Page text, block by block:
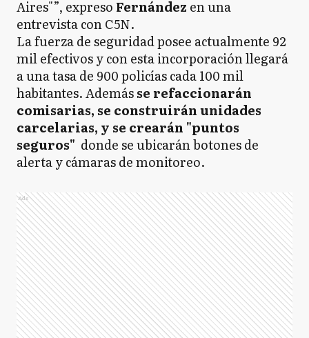
Aires"”, expreso Fernández en una
entrevista con C5N.
La fuerza de seguridad posee actualmente 92
mil efectivos y con esta incorporación llegará
a una tasa de 900 policías cada 100 mil
habitantes. Ademásse refaccionarán
comisarias, se construirán unidades
carcelarias, y se crearán "puntos
seguros" donde se ubicarán botones de
alerta y cámaras de monitoreo.
Ads